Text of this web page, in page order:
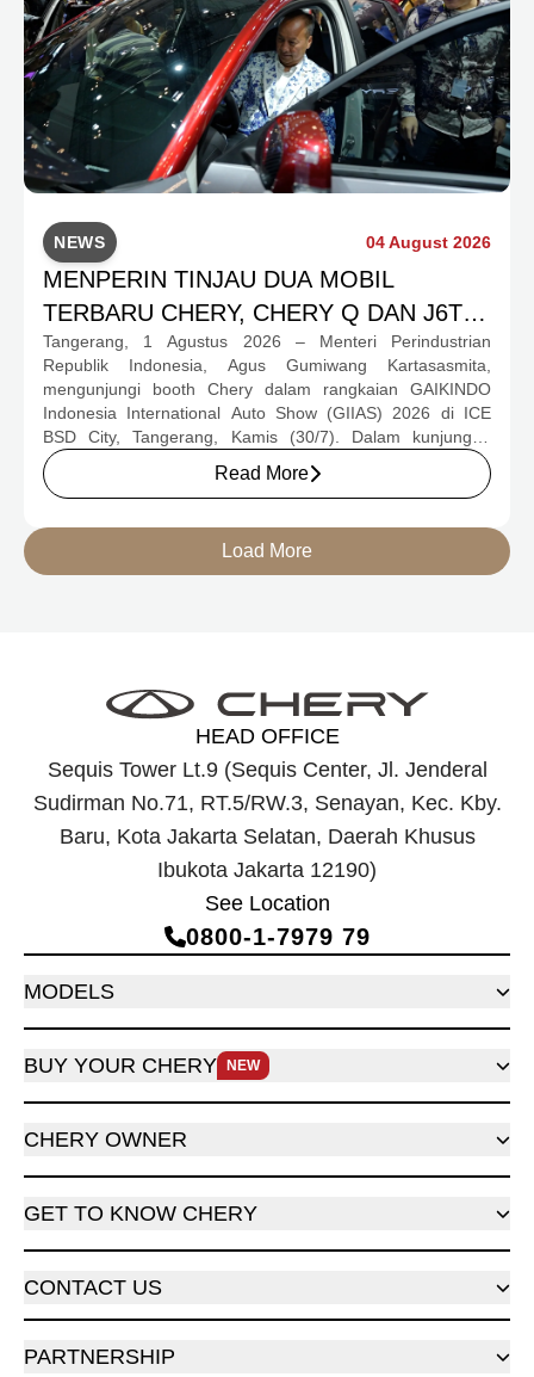
NEWS 04 August 2026
MENPERIN TINJAU DUA MOBIL
TERBARU CHERY, CHERY Q DAN J6T
CSH YANG JADI SOROTAN DI GIIAS
2026
Tangerang, 1 Agustus 2026 – Menteri Perindustrian
Republik Indonesia, Agus Gumiwang Kartasasmita,
mengunjungi booth Chery dalam rangkaian GAIKINDO
Indonesia International Auto Show (GIIAS) 2026 di ICE
BSD City, Tangerang, Kamis (30/7). Dalam kunjungan
tersebut, Menteri Perindustrian meninjau dua produk
elektrifikasi terbaru Chery, yakni Chery Q, compact EV
berteknologi Range-Extended Electric Vehicle (REEV) yang
dirancang untuk mendukung perjalanan jarak jauh.
Read More
Load More
HEAD OFFICE
Sequis Tower Lt.9 (Sequis Center, Jl. Jenderal
Sudirman No.71, RT.5/RW.3, Senayan, Kec. Kby.
Baru, Kota Jakarta Selatan, Daerah Khusus
Ibukota Jakarta 12190)
See Location
0800‑1‑7979 79
MODELS
BUY YOUR CHERY NEW
CHERY OWNER
GET TO KNOW CHERY
CONTACT US
PARTNERSHIP